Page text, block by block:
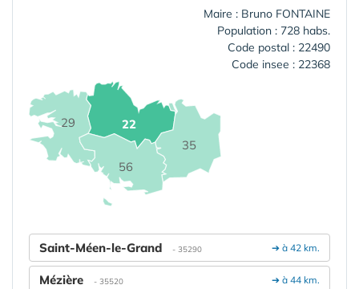
Maire : Bruno FONTAINE
Population : 728 habs.
Code postal : 22490
Code insee : 22368
22
29
35
56
➔ à 42 km.
Saint-Méen-le-Grand - 35290
➔ à 44 km.
Mézière - 35520